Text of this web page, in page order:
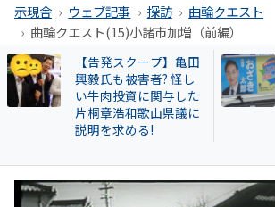
示現舎 ウェブ記事 探訪
曲輪クエスト
曲輪クエスト(15)小諸市加増（前編）
【和歌山市長選】尾崎
候補の会社 コスモ加太
の所有地に太陽光発電
所が建設予定？市長当
選なら利益相反か